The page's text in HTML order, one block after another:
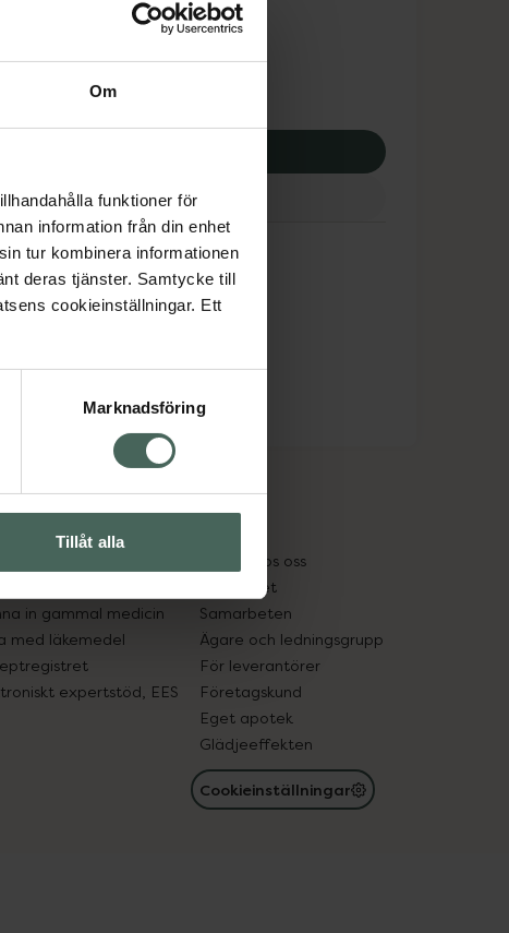
Om
funktioner för
information från din enhet
tur kombinera informationen
deras tjänster. Samtycke till
cookieinställningar. Ett
Marknadsföring
Tillåt alla
kr
312,19 kr
recept och läkemedel
in gammal medicin
med läkemedel
expertstöd, EES
Om oss
Jobba hos oss
Hållbarhet
Samarbeten
Ägare och ledningsgrupp
För leverantörer
Företagskund
Eget apotek
Glädjeeffekten
Cookieinställningar